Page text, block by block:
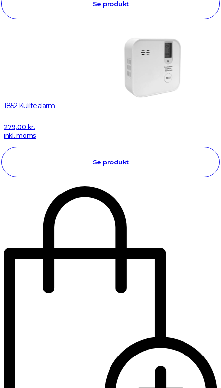
Se produkt
1852 Kulilte alarm
279,00 kr.
inkl. moms
Se produkt